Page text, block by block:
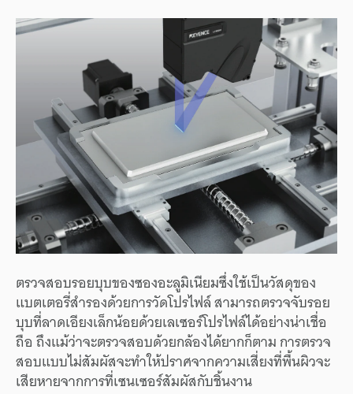
ตรวจสอบรอยบุบของซองอะลูมิเนียมซึ่งใช้เป็นวัสดุของ
แบตเตอรี่สำรองด้วยการวัดโปรไฟล์ สามารถตรวจจับรอย
บุบที่ลาดเอียงเล็กน้อยด้วยเลเซอร์โปรไฟล์ได้อย่างน่าเชื่อ
ถือ ถึงแม้ว่าจะตรวจสอบด้วยกล้องได้ยากก็ตาม การตรวจ
สอบแบบไม่สัมผัสจะทำให้ปราศจากความเสี่ยงที่พื้นผิวจะ
เสียหายจากการที่เซนเซอร์สัมผัสกับชิ้นงาน